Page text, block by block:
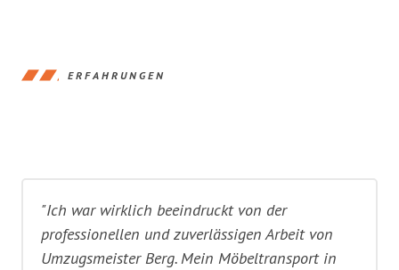
ERFAHRUNGEN
"Ich war wirklich beeindruckt von der
professionellen und zuverlässigen Arbeit von
Umzugsmeister Berg. Mein Möbeltransport in